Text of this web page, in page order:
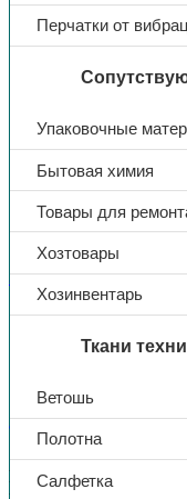
Перчатки от
Упаковочные
Бытовая химия
Товары для
Хозтовары
Хозинвентарь
Ткани
Ветошь
Полотна
Салфетка
Зимняя спецодежда
Куртка
В избранное
Куртка прямого